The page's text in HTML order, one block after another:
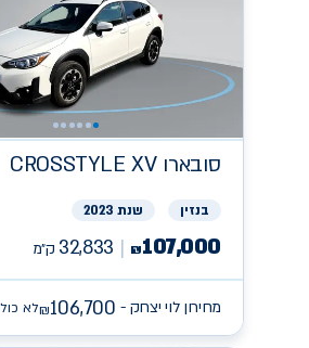
סובארוCROSSTYLE XV
בנזין שנת 2023
₪107,000
32,833 ק״מ
מחירון לוי יצחק - ₪106,700 לא